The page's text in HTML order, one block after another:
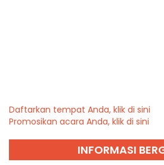
Daftarkan tempat Anda, klik di sini
Promosikan acara Anda, klik di sini
INFORMASI